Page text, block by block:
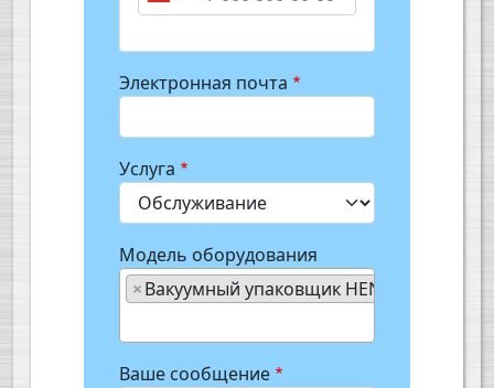
Электронная почта
Услуга
Модель оборудования
×Вакуумный упаковщик HENKELMAN
Ваше сообщение